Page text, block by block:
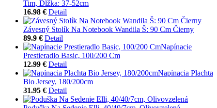
Tim, Dlžka: 37-52cm
16.98 € Detail
Závesný Stolík Na Notebook Wandila Š: 90 Cm Čierny
89.9 € Detail
Napínacie
Prestieradlo Basic, 100/200 Cm
12.99 € Detail
Napínacia Plachta
Bio Jersey, 180/200cm
31.95 € Detail